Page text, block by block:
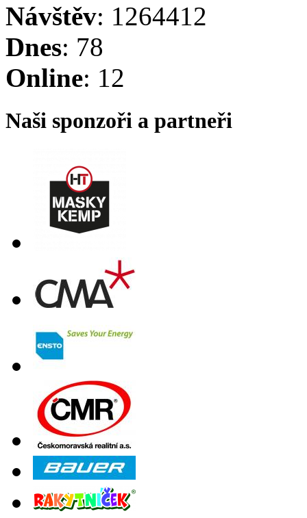
Návštěv: 1264412
Dnes: 78
Online: 12
Naši sponzoři a partneři